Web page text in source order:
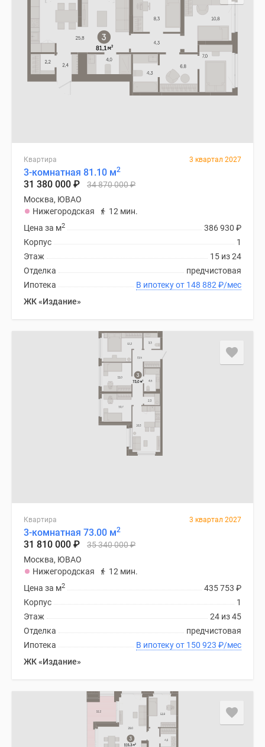
Квартира 3 квартал 2027
3-комнатная 81.10 м2
31 380 000 ₽ 34 870 000₽
Москва, ЮВАО
Нижегородская
12 мин.
386 930 ₽
Цена за м2
1
Корпус
15 из 24
Этаж
предчистовая
Отделка
В ипотеку от 148 882 ₽/мес
Ипотека
ЖК «Издание»
Квартира 3 квартал 2027
3-комнатная 73.00 м2
31 810 000 ₽ 35 340 000₽
Москва, ЮВАО
Нижегородская
12 мин.
435 753 ₽
Цена за м2
1
Корпус
24 из 45
Этаж
предчистовая
Отделка
В ипотеку от 150 923 ₽/мес
Ипотека
ЖК «Издание»